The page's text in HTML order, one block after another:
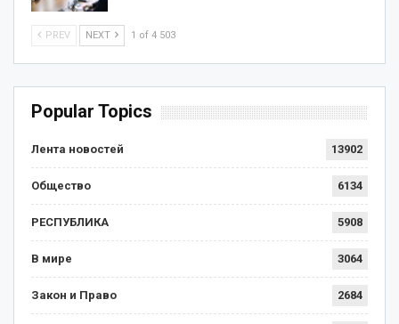
PREV NEXT 1 of 4 503
Popular Topics
Лента новостей 13902
Общество 6134
РЕСПУБЛИКА 5908
В мире 3064
Закон и Право 2684